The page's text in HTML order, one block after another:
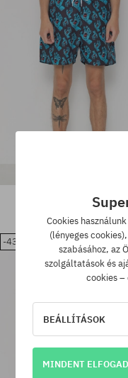
Elérhető méretek:
Rövidnadrág
21900 Ft 15490 Ft
-43%
Cookies
(lényeges
szabásához, az
szolgáltatások és
cookies –
BEÁLLÍTÁSOK
MINDENT ELFOGAD